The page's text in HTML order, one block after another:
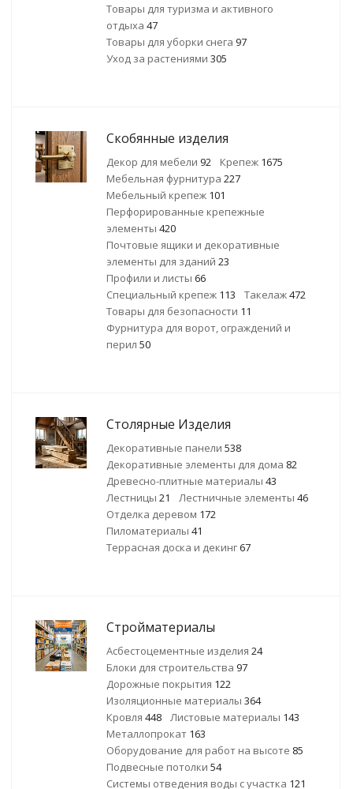
Товары для туризма и активного
отдыха 47
Товары для уборки снега 97
Уход за растениями 305
Скобянные изделия
Декор для мебели 92 Крепеж 1675
Мебельная фурнитура 227
Мебельный крепеж 101
Перфорированные крепежные
элементы 420
Почтовые ящики и декоративные
элементы для зданий 23
Профили и листы 66
Специальный крепеж 113 Такелаж472
Товары для безопасности 11
Фурнитура для ворот, ограждений и
перил 50
Столярные Изделия
Декоративные панели 538
Декоративные элементы для дома 82
Древесно-плитные материалы 43
Лестницы 21 Лестничные элементы 46
Отделка деревом 172
Пиломатериалы 41
Террасная доска и декинг 67
Стройматериалы
Асбестоцементные изделия 24
Блоки для строительства 97
Дорожные покрытия 122
Изоляционные материалы 364
Кровля 448 Листовые материалы 143
Металлопрокат 163
Оборудование для работ на высоте 85
Подвесные потолки 54
Системы отведения воды с участка 121